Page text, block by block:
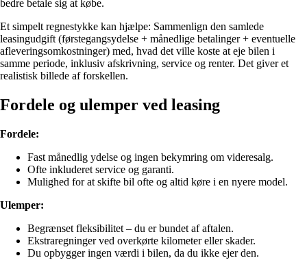
bedre betale sig at købe.
Et simpelt regnestykke kan hjælpe: Sammenlign den samlede
leasingudgift (førstegangsydelse + månedlige betalinger + eventuelle
afleveringsomkostninger) med, hvad det ville koste at eje bilen i
samme periode, inklusiv afskrivning, service og renter. Det giver et
realistisk billede af forskellen.
Fordele og ulemper ved leasing
Fordele:
Fast månedlig ydelse og ingen bekymring om videresalg.
Ofte inkluderet service og garanti.
Mulighed for at skifte bil ofte og altid køre i en nyere model.
Ulemper:
Begrænset fleksibilitet – du er bundet af aftalen.
Ekstraregninger ved overkørte kilometer eller skader.
Du opbygger ingen værdi i bilen, da du ikke ejer den.